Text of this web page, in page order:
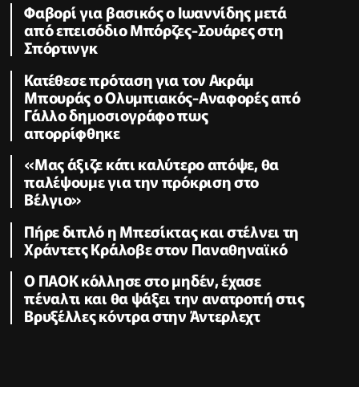
Φαβορί για βασικός ο Ιωαννίδης μετά
από επεισόδιο Μπόρζες-Σουάρες στη
Σπόρτινγκ
Κατέθεσε πρόταση για τον Ακράμ
Μπουράς ο Ολυμπιακός-Αναφορές από
Γάλλο δημοσιογράφο πως
απορρίφθηκε
«Μας άξιζε κάτι καλύτερο απόψε, θα
παλέψουμε για την πρόκριση στο
Βέλγιο»
Πήρε διπλό η Μπεσίκτας και στέλνει τη
Χράντετς Κράλοβε στον Παναθηναϊκό
Ο ΠΑΟΚ κόλλησε στο μηδέν, έχασε
πέναλτι και θα ψάξει την ανατροπή στις
Βρυξέλλες κόντρα στην Άντερλεχτ